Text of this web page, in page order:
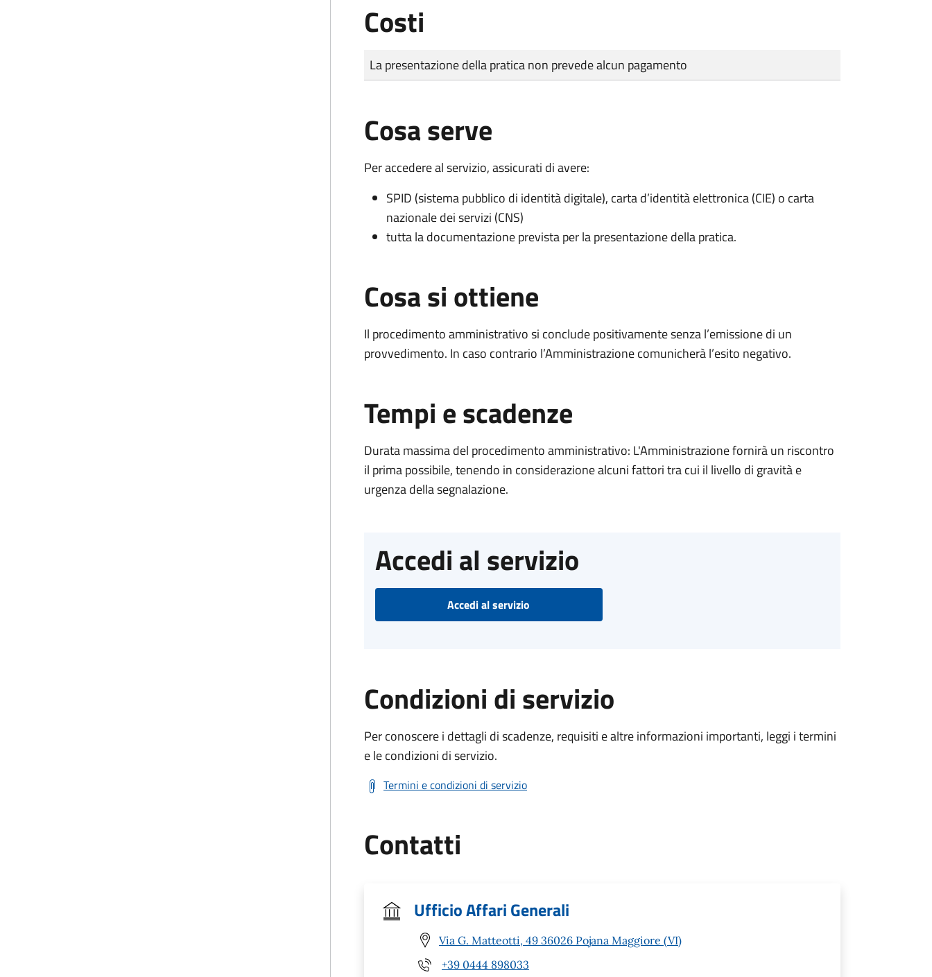
Costi
Tipo di pagamento
Importo
La presentazione della pratica non prevede alcun pagamento
Cosa serve
Per accedere al servizio, assicurati di avere:
SPID (sistema pubblico di identità digitale), carta d’identità elettronica (CIE) o carta
nazionale dei servizi (CNS)
tutta la documentazione prevista per la presentazione della pratica.
Cosa si ottiene
Il procedimento amministrativo si conclude positivamente senza l’emissione di un
provvedimento. In caso contrario l’Amministrazione comunicherà l’esito negativo.
Tempi e scadenze
Durata massima del procedimento amministrativo: L'Amministrazione fornirà un riscontro
il prima possibile, tenendo in considerazione alcuni fattori tra cui il livello di gravità e
urgenza della segnalazione.
Accedi al servizio
Accedi al servizio
Condizioni di servizio
Per conoscere i dettagli di scadenze, requisiti e altre informazioni importanti, leggi i termini
e le condizioni di servizio.
Termini e condizioni di servizio
Contatti
Ufficio Affari Generali
Via G. Matteotti, 49 36026 Pojana Maggiore (VI)
+39 0444 898033